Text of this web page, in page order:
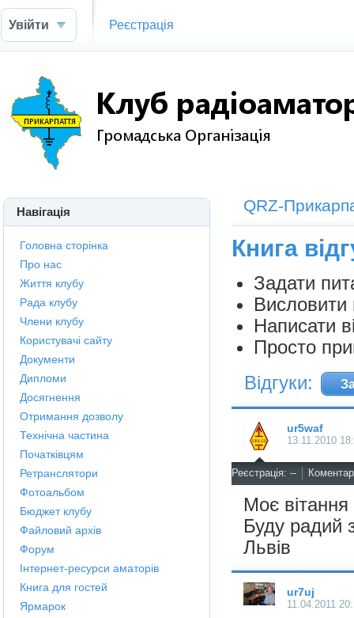
Увійти Реєстрація
QRZ-
Книга
Задати
Висловити
Написати
Просто
Відгуки:
ur5waf
13.11.2010
Реєстрація: --
Моє
Буду радий
Львів
ur7uj
11.04.2011
Навігація
Головна сторінка
Про нас
Життя клубу
Рада клубу
Члени клубу
Користувачі сайту
Документи
Дипломи
Досягнення
Отримання дозволу
Технічна частина
Початківцям
Ретранслятори
Фотоальбом
Бюджет клубу
Файловий архів
Форум
Інтернет-ресурси аматорів
Книга для гостей
Ярмарок